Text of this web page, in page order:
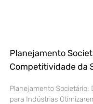
Planejamento
Competitividade da
Planejamento Societário:
para Indústrias